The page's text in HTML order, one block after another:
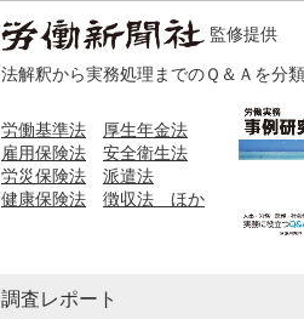
監修提供
法解釈から実務処理までのＱ＆Ａを分
労働基準法
厚生年金法
雇用保険法
安全衛生法
労災保険法
派遣法
健康保険法
徴収法 ほか
調査レポート